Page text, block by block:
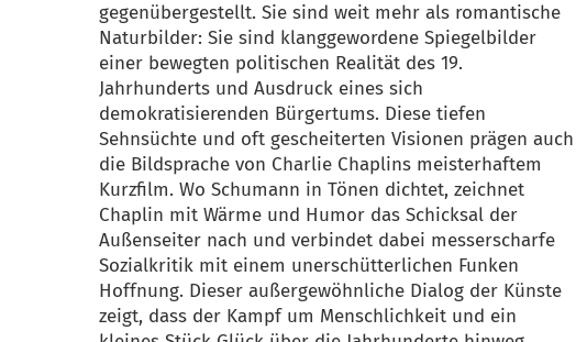
gegenübergestellt. Sie sind weit mehr als romantische
Naturbilder: Sie sind klanggewordene Spiegelbilder
einer bewegten politischen Realität des 19.
Jahrhunderts und Ausdruck eines sich
demokratisierenden Bürgertums. Diese tiefen
Sehnsüchte und oft gescheiterten Visionen prägen auch
die Bildsprache von Charlie Chaplins meisterhaftem
Kurzfilm. Wo Schumann in Tönen dichtet, zeichnet
Chaplin mit Wärme und Humor das Schicksal der
Außenseiter nach und verbindet dabei messerscharfe
Sozialkritik mit einem unerschütterlichen Funken
Hoffnung. Dieser außergewöhnliche Dialog der Künste
zeigt, dass der Kampf um Menschlichkeit und ein